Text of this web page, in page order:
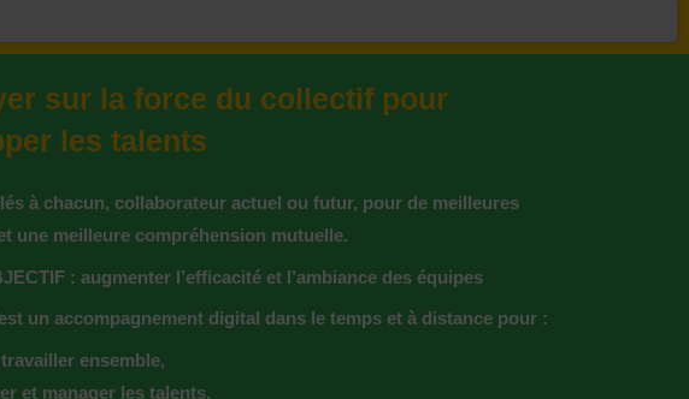
sur la force du collectif pour
les talents
à chacun, collaborateur actuel ou futur, pour de meilleures
une meilleure compréhension mutuelle.
: augmenter l’efficacité et l’ambiance des équipes
un accompagnement digital dans le temps et à distance pour :
ensemble,
et manager les talents,